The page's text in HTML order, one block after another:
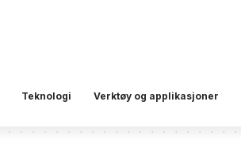
Teknologi Verktøy og applikasjoner